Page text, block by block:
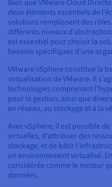
Bien que VMware Cloud
deux éléments essentiels de
solutions remplissent des
différents niveaux
est essentiel pour choisir la
besoins spécifiques d’une
VMware vSphere constitue la
virtualisation de VMware. Il
technologies comprenant
pour la gestion, ainsi que
en réseau, au stockage et à la
Avec vSphere, il est possible
virtuelles, d’attribuer des
stockage, et de bâtir
un environnement virtualisé.
considérée comme le moteur
données.